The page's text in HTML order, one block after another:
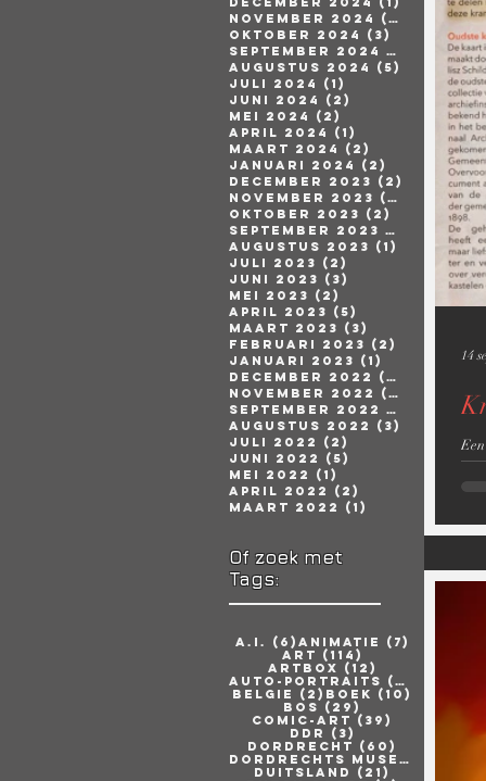
november 2024
(4)
4 posts
oktober 2024
(3)
3 posts
september 2024 (5)
5 posts
augustus 2024
(5)
5 posts
juli 2024
(1)
juni 2024
(2)
mei 2024
(2)
april 2024
(1)
maart 2024
(2)
januari 2024
(2)
2 posts
december 2023 (2)
2 posts
november 2023 (2)
2 posts
oktober 2023 (2)
2 posts
september 2023 (2)
2 posts
augustus 2023 (1)
1 post
juli 2023 (2)
juni 2023 (3)
mei 2023 (2)
april 2023 (5)
maart 2023 (3)
februari 2023 (2)
januari 2023 (1)
december 2022
(2)
november 2022
(2)
2 posts
september 2022 (3)
3 posts
augustus 2022
(3)
juli 2022
(2)
juni 2022
(5)
mei 2022
(1)
april 2022
(2)
maart 2022
(1)
Of zoek met
Tags:
A.i. (6) 6 posts
Animatie (7)
Art (114)
Artbox (12)
Auto-portraits (26)
26
Belgie
(2) 2 posts
Boek (10)
Bos (29)
Comic-art (39)
DDR
(3)
Dordrecht (60)
Dordrechts Museum
Duitsland
(21)
14